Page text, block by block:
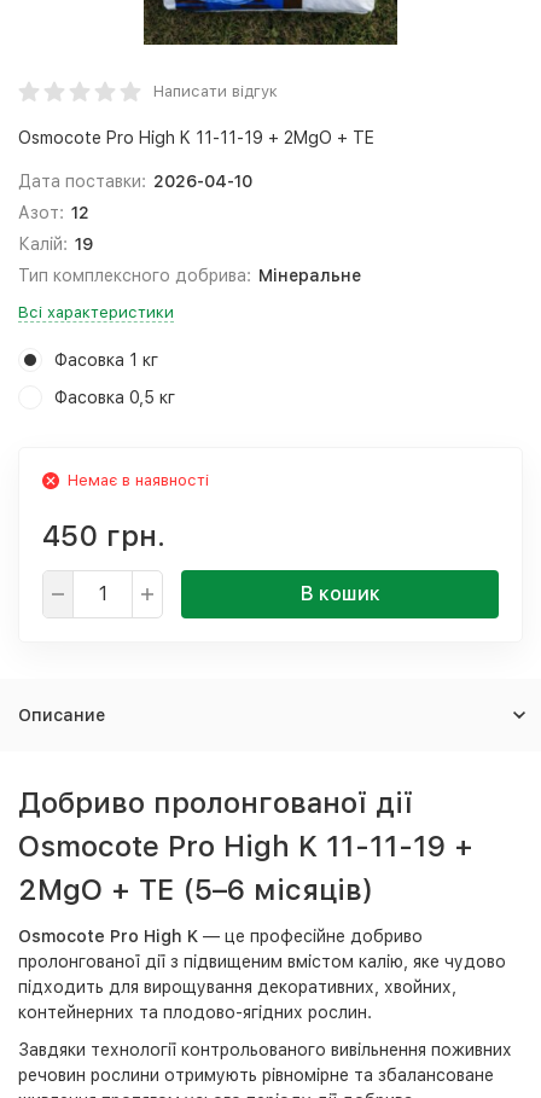
Написати відгук
Osmocote Pro High K 11-11-19 + 2MgO + TE
Дата поставки: 2026-04-10
Азот: 12
Калій: 19
Тип комплексного добрива: Мінеральне
Всі характеристики
Фасовка 1 кг
Фасовка 0,5 кг
Немає в наявності
450 грн.
В кошик
Описание
Добриво пролонгованої дії
Osmocote Pro High K 11-11-19 +
2MgO + TE (5–6 місяців)
Osmocote Pro High K — це професійне добриво
пролонгованої дії з підвищеним вмістом калію, яке чудово
підходить для вирощування декоративних, хвойних,
контейнерних та плодово-ягідних рослин.
Завдяки технології контрольованого вивільнення поживних
речовин рослини отримують рівномірне та збалансоване